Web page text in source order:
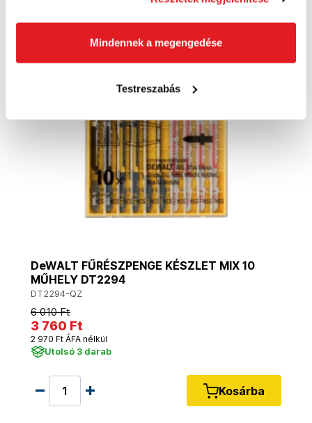
Mindennek a megengedése
Testreszabás
DeWALT FŰRÉSZPENGE KÉSZLET MIX 10
MŰHELY DT2294
DT2294-QZ
6 010 Ft
3 760 Ft
2 970 Ft ÁFA nélkül
Utolsó 3 darab
Kosárba